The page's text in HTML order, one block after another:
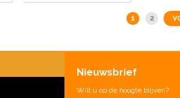
1 2
Nieuwsbrief
Wilt u op de hoogte blijven?